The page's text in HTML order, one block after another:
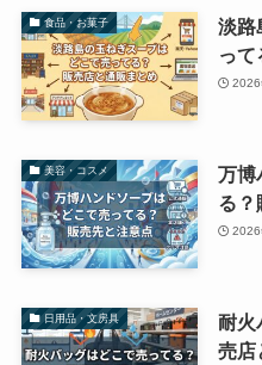
食品・お菓子
淡路
っ
2026
美容・コスメ
万博
る？
2026
日用品・文房具
耐火
売店